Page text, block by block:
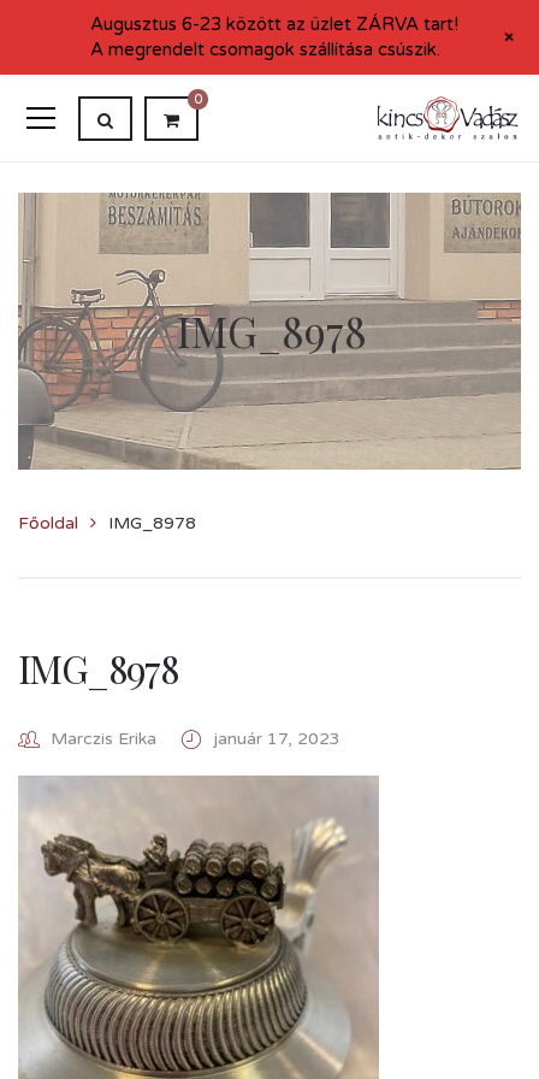
0
IMG_8978
Főoldal IMG_8978
IMG_8978
Marczis Erika január 17, 2023
Augusztus 6-23 között az üzlet ZÁRVA tart!
A megrendelt csomagok szállítása csúszik.
+